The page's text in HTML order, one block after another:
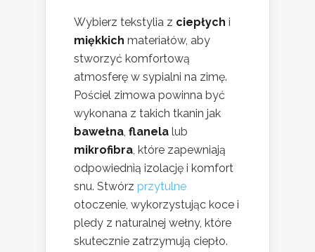
Wybierz tekstylia z ciepłych i
miękkich materiałów, aby
stworzyć komfortową
atmosferę w sypialni na zimę.
Pościel zimowa powinna być
wykonana z takich tkanin jak
bawełna, flanela lub
mikrofibra, które zapewniają
odpowiednią izolację i komfort
snu. Stwórz przytulne
otoczenie, wykorzystując koce i
pledy z naturalnej wełny, które
skutecznie zatrzymują ciepło.